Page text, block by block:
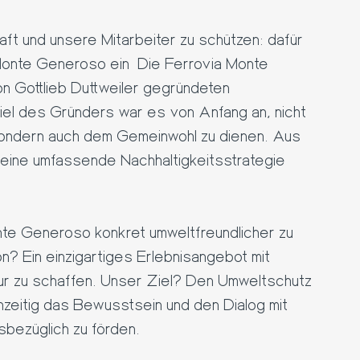
und unsere Mitarbeiter zu schützen: dafür
Generoso ein Die Ferrovia Monte
Gottlieb Duttweiler gegründeten
des Gründers war es von Anfang an, nicht
auch dem Gemeinwohl zu dienen. Aus
umfassende Nachhaltigkeitsstrategie
Generoso konkret umweltfreundlicher zu
Ein einzigartiges Erlebnisangebot mit
zu schaffen. Unser Ziel? Den Umweltschutz
das Bewusstsein und den Dialog mit
zu förden.